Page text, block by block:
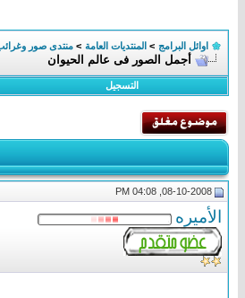
اوائل البرامج > المنتديات العامة > منتدى صور
أجمل الصور فى عالم الحيوان
التسجيل
الأميره